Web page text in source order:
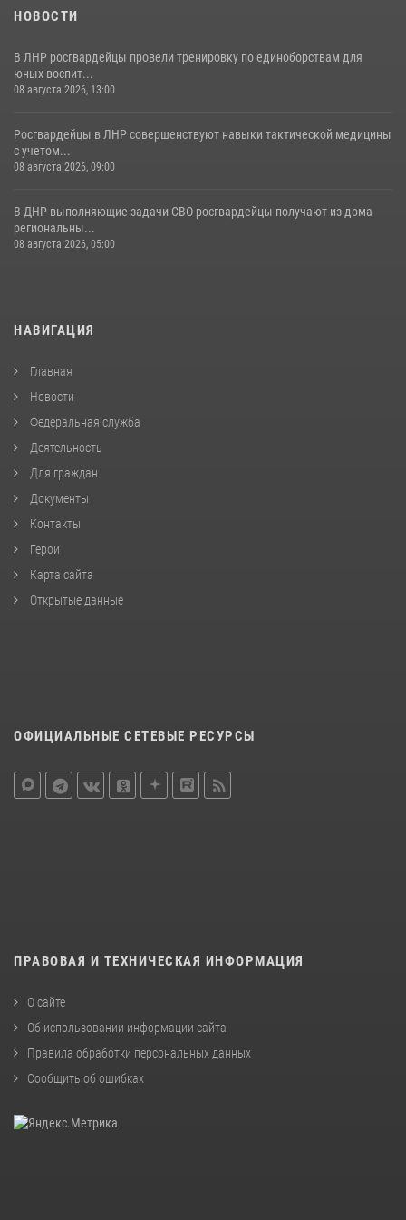
НОВОСТИ
В ЛНР росгвардейцы провели тренировку по единоборствам для
юных воспит...
08 августа 2026, 13:00
Росгвардейцы в ЛНР совершенствуют навыки тактической медицины
с учетом...
08 августа 2026, 09:00
В ДНР выполняющие задачи СВО росгвардейцы получают из дома
региональны...
08 августа 2026, 05:00
НАВИГАЦИЯ
Главная
Новости
Федеральная служба
Деятельность
Для граждан
Документы
Контакты
Герои
Карта сайта
Открытые данные
ОФИЦИАЛЬНЫЕ СЕТЕВЫЕ РЕСУРСЫ
ПРАВОВАЯ И ТЕХНИЧЕСКАЯ ИНФОРМАЦИЯ
О сайте
Об использовании информации сайта
Правила обработки персональных данных
Сообщить об ошибках